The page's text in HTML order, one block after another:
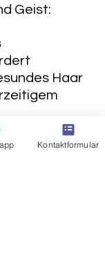
Geist:
Haar
Schenkt
Kontaktformular